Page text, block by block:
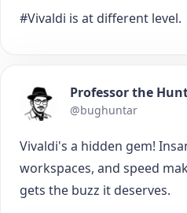
#Vivaldi is at different level.
Professor the
@bughuntar
Vivaldi's a hidden gem!
workspaces, and speed
gets the buzz it deserves.